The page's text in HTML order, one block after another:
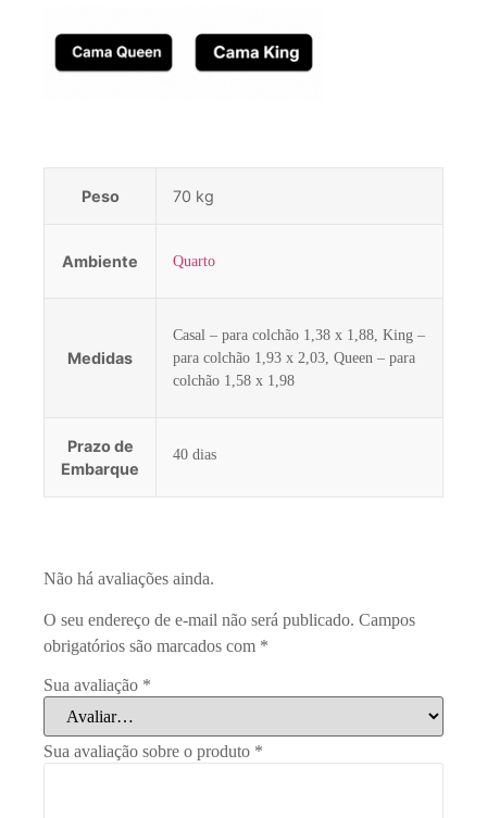
Peso 70 kg
Ambiente Quarto
Medidas
Casal – para colchão 1,38 x 1,88, King –
para colchão 1,93 x 2,03, Queen – para
colchão 1,58 x 1,98
Prazo de
Embarque
40 dias
Não há avaliações ainda.
O seu endereço de e-mail não será publicado. Campos
obrigatórios são marcados com *
Sua avaliação *
Sua avaliação sobre o produto *